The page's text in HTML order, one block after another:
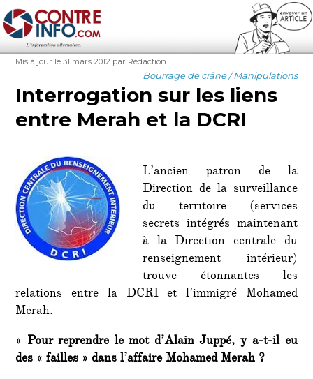
Contre-Info
Publié
Mis à jour le 31 mars 2012 Auteur
par Rédaction
Catégories
Bourrage de crâne / Manipulations
Interrogation sur les liens
entre Merah et la DCRI
L’ancien patron de la
Direction de la surveillance
du territoire (services
secrets intégrés maintenant
à la Direction centrale du
renseignement intérieur)
trouve étonnantes les
relations entre la DCRI et l’immigré Mohamed
Merah.
« Pour reprendre le mot d’Alain Juppé, y a-t-il eu
des « failles » dans l’affaire Mohamed Merah ?